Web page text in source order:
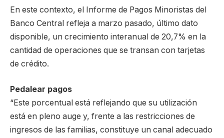
En este contexto, el Informe de Pagos Minoristas del
Banco Central refleja a marzo pasado, último dato
disponible, un crecimiento interanual de 20,7% en la
cantidad de operaciones que se transan con tarjetas
de crédito.
Pedalear pagos
“Este porcentual está reflejando que su utilización
está en pleno auge y, frente a las restricciones de
ingresos de las familias, constituye un canal adecuado